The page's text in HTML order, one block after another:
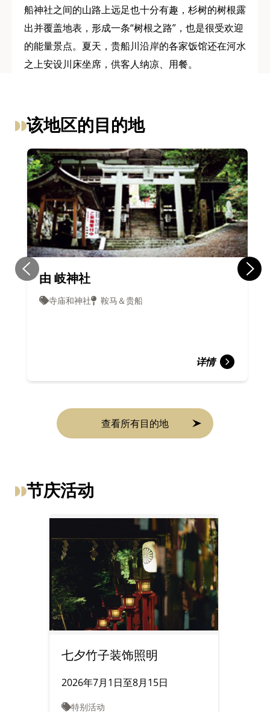
船神社之间的山路上远足也十分有趣，杉树的树根露
出并覆盖地表，形成一条“树根之路”，也是很受欢迎
的能量景点。夏天，贵船川沿岸的各家饭馆还在河水
之上安设川床坐席，供客人纳凉、用餐。
该地区的目的地
由 岐神社
寺庙和神社 鞍马＆贵船
详情
查看所有目的地
节庆活动
七夕竹子装饰照明
2026年7月1日至8月15日
特别活动